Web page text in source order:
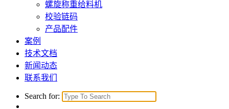
螺旋称重给料机
校验链码
产品配件
案例
技术文档
新闻动态
联系我们
Search for: